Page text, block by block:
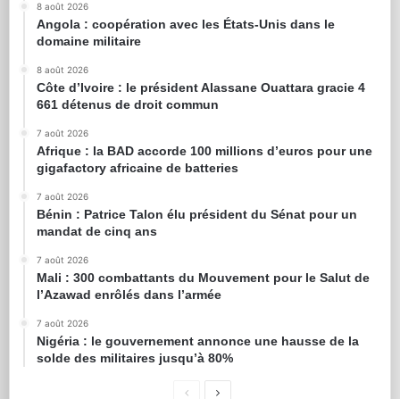
8 août 2026
Angola : coopération avec les États-Unis dans le
domaine militaire
8 août 2026
Côte d’Ivoire : le président Alassane Ouattara gracie 4
661 détenus de droit commun
7 août 2026
Afrique : la BAD accorde 100 millions d’euros pour une
gigafactory africaine de batteries
7 août 2026
Bénin : Patrice Talon élu président du Sénat pour un
mandat de cinq ans
7 août 2026
Mali : 300 combattants du Mouvement pour le Salut de
l’Azawad enrôlés dans l’armée
7 août 2026
Nigéria : le gouvernement annonce une hausse de la
solde des militaires jusqu’à 80%